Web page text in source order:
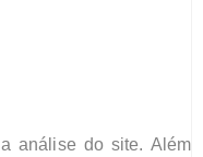
análise do site. Além